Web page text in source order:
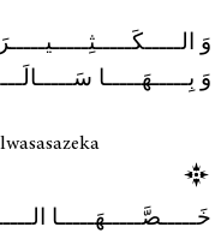
وَ
وَ بِـــــهَـــــا
خَـــــصَّـــــهَـــــا